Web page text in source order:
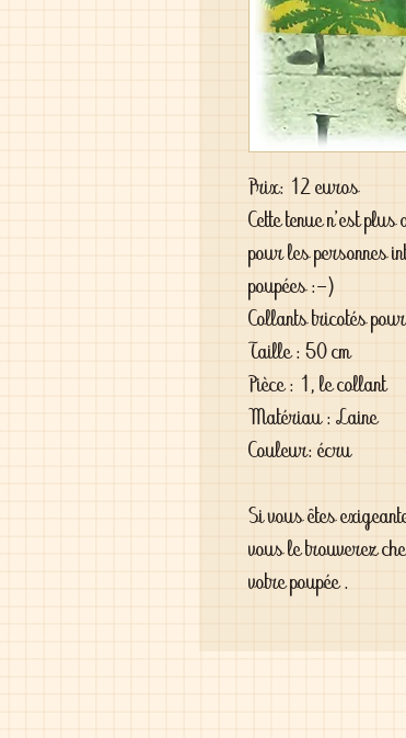
Prix: 12 euros
Cette tenue n'est
pour les personnes
poupées :-)
Collants tricotés
Taille : 50 cm
Pièce : 1, le collant
Matériau : Laine
Couleur: écru
Si vous êtes
vous le trouverez
votre poupée .